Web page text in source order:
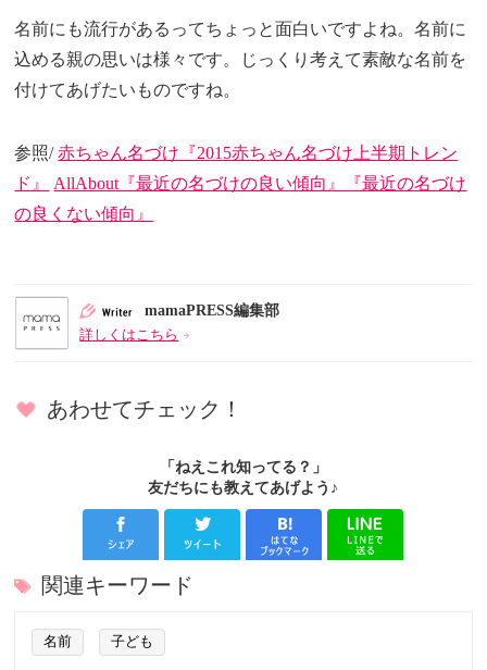
名前にも流行があるってちょっと面白いですよね。名前に
込める親の思いは様々です。じっくり考えて素敵な名前を
付けてあげたいものですね。
参照/赤ちゃん名づけ『2015赤ちゃん名づけ上半期トレン
ド』
AllAbout『最近の名づけの良い傾向』『最近の名づけ
の良くない傾向』
mamaPRESS編集部
詳しくはこちら
あわせてチェック！
「ねえこれ知ってる？」
友だちにも教えてあげよう♪
関連キーワード
名前 子ども